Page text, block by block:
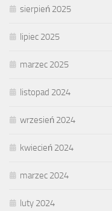
sierpień 2025
lipiec 2025
marzec 2025
listopad 2024
wrzesień 2024
kwiecień 2024
marzec 2024
luty 2024